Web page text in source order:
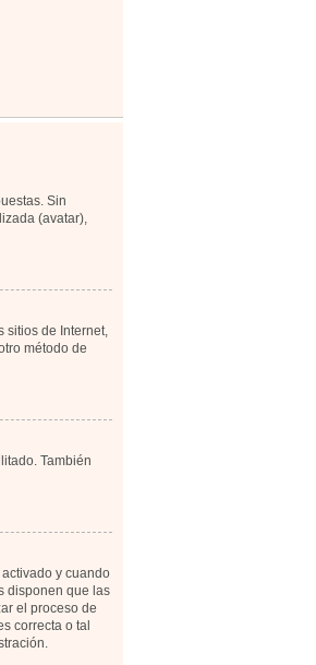
Sin
(avatar),
sitios de Internet,
método de
También
y cuando
disponen que las
el proceso de
correcta o tal